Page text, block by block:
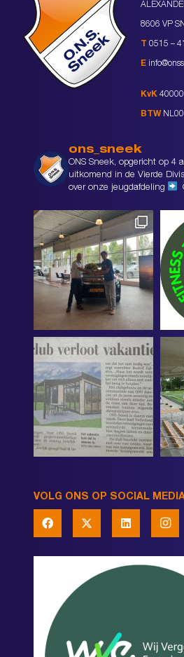
8606 VP
T 0515 –
E
KvK
BTW
ons_sneek
ONS Sneek, opgericht op 4
uitkomend in de Vierde
over onze jeugdafdeling
VOLG ONS OP SOCIAL